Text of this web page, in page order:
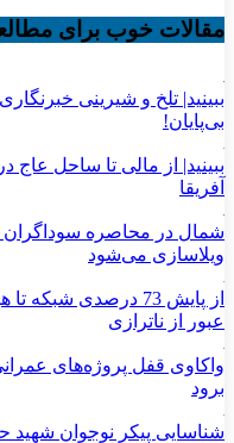
مقالات خوب برای
ببینید| تلخ و شیرینی
بی‌پایان!
ببینید| از مالی تا ساحل عاج
آفریقا
شمال در محاصره سوداگران
ویلاسازی می‌شود
از پایش 73 درصدی
عبور از ناترازی
واکاوی قفل پروژه‌های
برود
شناسایی پیکر نوجوان شهید